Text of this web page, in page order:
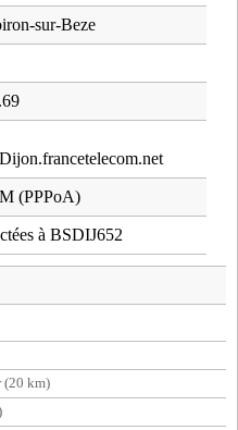
sur-Beze
(PPPoA)
à BSDIJ652
(20 km)